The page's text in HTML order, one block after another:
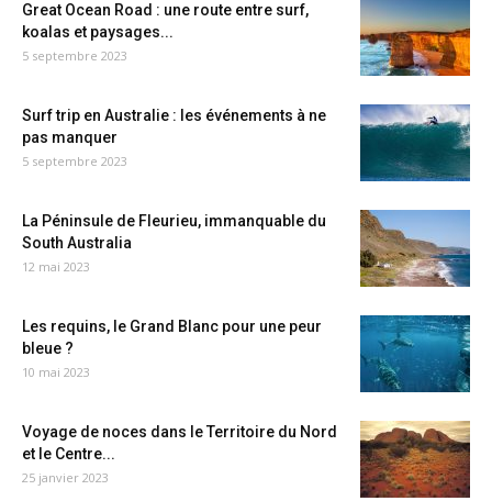
Great Ocean Road : une route entre surf,
koalas et paysages...
5 septembre 2023
Surf trip en Australie : les événements à ne
pas manquer
5 septembre 2023
La Péninsule de Fleurieu, immanquable du
South Australia
12 mai 2023
Les requins, le Grand Blanc pour une peur
bleue ?
10 mai 2023
Voyage de noces dans le Territoire du Nord
et le Centre...
25 janvier 2023